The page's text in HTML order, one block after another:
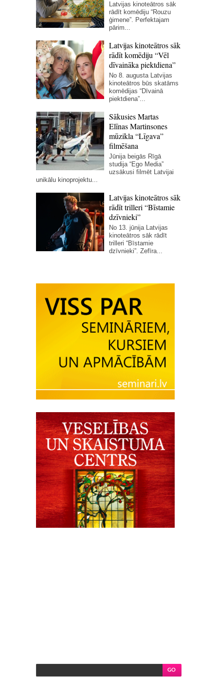
Latvijas kinoteātros sāk
rādīt komēdiju “Rouzu
ģimene”. Perfektajam
pārim...
Latvijas kinoteātros sāk
rādīt komēdiju “Vēl
dīvaināka piektdiena”
No 8. augusta Latvijas
kinoteātros būs skatāms
komēdijas “Dīvainā
piektdiena”...
Sākusies Martas
Elīnas Martinsones
mūzikla “Līgava”
filmēšana
Jūnija beigās Rīgā
studija “Ego Media”
uzsākusi filmēt Latvijai
unikālu kinoprojektu...
Latvijas kinoteātros sāk
rādīt trilleri “Bīstamie
dzīvnieki”
No 13. jūnija Latvijas
kinoteātros sāk rādīt
trilleri “Bīstamie
dzīvnieki”. Zefīra...